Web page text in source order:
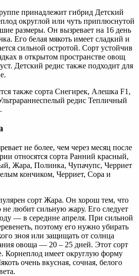
принадлежит гибрид Детский
округлой или чуть приплюснутой
размеры. Он вызревает на 16 день
Его белая мякоть имеет сладкий и
сильной остротой. Сорт устойчив
в открытом пространстве овощ
Детский редис также подходит для
также сорта Снегирек, Алешка F1,
редис Тепличный
не более, чем через месяц после
относятся сорта Ранний красный,
Жара, Полинка, Чупачупс, Черриет
кончиком, Черриет, Сора и
сорт Жара. Он хорош тем, что
не любит сильную жару. Его следует
— в середине апреля. При сильной
поэтому его нужно убирать
зноя или защищать от солнца
овоща — 20 – 25 дней. Этот сорт
Корнеплод имеет округлую форму
очень вкусная, сочная, белого